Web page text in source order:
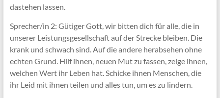
dastehen lassen.
Sprecher/in 2: Gütiger Gott, wir bitten dich für alle, die in
unserer Leistungsgesellschaft auf der Strecke bleiben. Die
krank und schwach sind. Auf die andere herabsehen ohne
echten Grund. Hilf ihnen, neuen Mut zu fassen, zeige ihnen,
welchen Wert ihr Leben hat. Schicke ihnen Menschen, die
ihr Leid mit ihnen teilen und alles tun, um es zu lindern.